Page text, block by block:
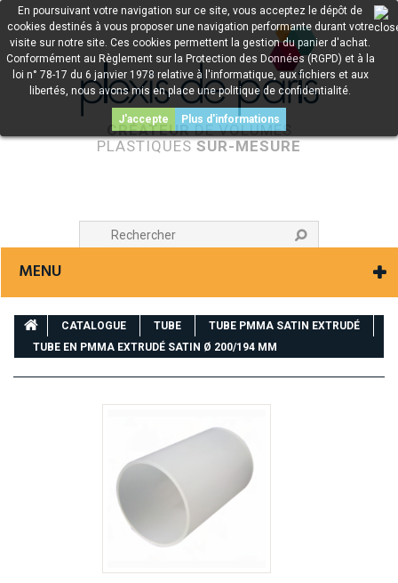
CRÉATEURDE VOLUMES
PLASTIQUES SUR-MESURE
MENU
En poursuivant votre navigation sur ce site, vous acceptez le dépôt de
cookies destinés à vous proposer une navigation performante durant votre
visite sur notre site. Ces cookies permettent la gestion du panier d'achat.
Conformément au Règlement sur la Protection des Données (RGPD) et à la
loi n° 78-17 du 6 janvier 1978 relative à l'informatique, aux fichiers et aux
libertés, nous avons mis en place une politique de confidentialité.
J'accepte Plus d'informations
CATALOGUE TUBE
TUBE PMMA SATIN EXTRUDÉ
TUBE EN PMMA EXTRUDÉ SATIN Ø 200/194 MM